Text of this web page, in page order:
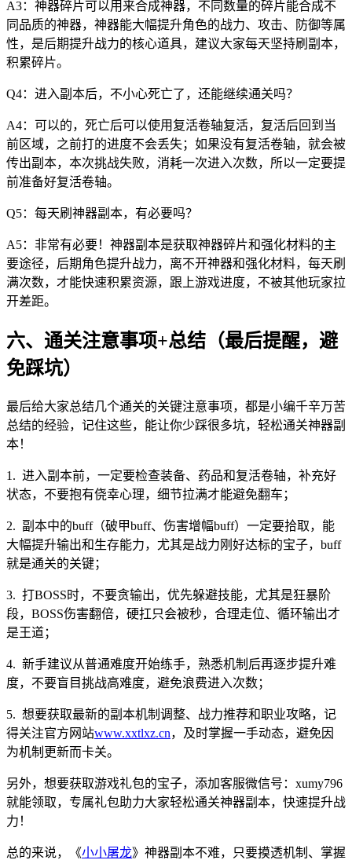
A3：神器碎片可以用来合成神器，不同数量的碎片能合成不
同品质的神器，神器能大幅提升角色的战力、攻击、防御等属
性，是后期提升战力的核心道具，建议大家每天坚持刷副本，
积累碎片。
Q4：进入副本后，不小心死亡了，还能继续通关吗？
A4：可以的，死亡后可以使用复活卷轴复活，复活后回到当
前区域，之前打的进度不会丢失；如果没有复活卷轴，就会被
传出副本，本次挑战失败，消耗一次进入次数，所以一定要提
前准备好复活卷轴。
Q5：每天刷神器副本，有必要吗？
A5：非常有必要！神器副本是获取神器碎片和强化材料的主
要途径，后期角色提升战力，离不开神器和强化材料，每天刷
满次数，才能快速积累资源，跟上游戏进度，不被其他玩家拉
开差距。
六、通关注意事项+总结（最后提醒，避
免踩坑）
最后给大家总结几个通关的关键注意事项，都是小编千辛万苦
总结的经验，记住这些，能让你少踩很多坑，轻松通关神器副
本！
1. 进入副本前，一定要检查装备、药品和复活卷轴，补充好
状态，不要抱有侥幸心理，细节拉满才能避免翻车；
2. 副本中的buff（破甲buff、伤害增幅buff）一定要拾取，能
大幅提升输出和生存能力，尤其是战力刚好达标的宝子，buff
就是通关的关键；
3. 打BOSS时，不要贪输出，优先躲避技能，尤其是狂暴阶
段，BOSS伤害翻倍，硬扛只会被秒，合理走位、循环输出才
是王道；
4. 新手建议从普通难度开始练手，熟悉机制后再逐步提升难
度，不要盲目挑战高难度，避免浪费进入次数；
5. 想要获取最新的副本机制调整、战力推荐和职业攻略，记
得关注官方网站www.xxtlxz.cn，及时掌握一手动态，避免因
为机制更新而卡关。
另外，想要获取游戏礼包的宝子，添加客服微信号：xumy796
就能领取，专属礼包助力大家轻松通关神器副本，快速提升战
力！
总的来说，《小小屠龙》神器副本不难，只要摸透机制、掌握